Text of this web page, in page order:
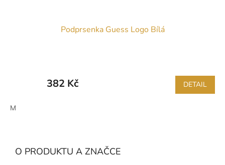
Podprsenka Guess Logo Bílá
382 Kč DETAIL
M
O PRODUKTU A ZNAČCE